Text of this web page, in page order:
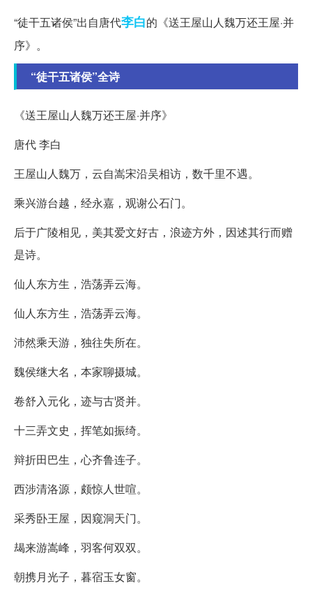
“徒干五诸侯”出自唐代李白的《送王屋山人魏万还王屋·并
序》。
“徒干五诸侯”全诗
《送王屋山人魏万还王屋·并序》
唐代 李白
王屋山人魏万，云自嵩宋沿吴相访，数千里不遇。
乘兴游台越，经永嘉，观谢公石门。
后于广陵相见，美其爱文好古，浪迹方外，因述其行而赠
是诗。
仙人东方生，浩荡弄云海。
仙人东方生，浩荡弄云海。
沛然乘天游，独往失所在。
魏侯继大名，本家聊摄城。
卷舒入元化，迹与古贤并。
十三弄文史，挥笔如振绮。
辩折田巴生，心齐鲁连子。
西涉清洛源，颇惊人世喧。
采秀卧王屋，因窥洞天门。
朅来游嵩峰，羽客何双双。
朝携月光子，暮宿玉女窗。